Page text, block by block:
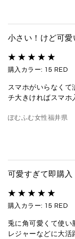
小さい！けど可愛
購入カラー: 15 RED
スマホがいらなく
チ大きければスマホ
ぽむふむ女性福井県
可愛すぎて即購入
購入カラー: 15 RED
兎に角可愛くて使い
レジャーなどに大